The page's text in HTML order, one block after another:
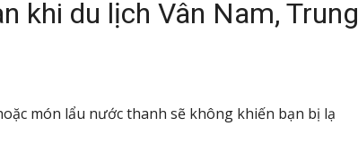
khi du lịch Vân Nam, Trung
món lẩu nước thanh sẽ không khiến bạn bị lạ